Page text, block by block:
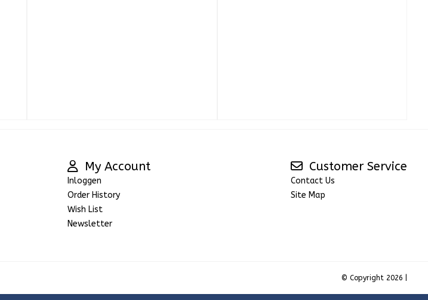
My Account
Inloggen
Order History
Wish List
Newsletter
Customer Service
Contact Us
Site Map
© Copyright 2026 |